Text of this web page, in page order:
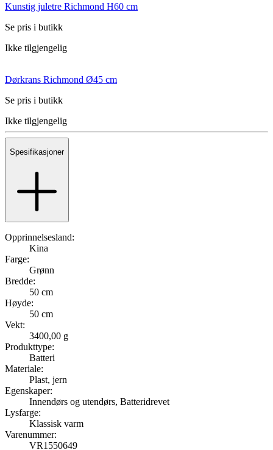
Kunstig juletre Richmond H60 cm
Se pris i butikk
Ikke tilgjengelig
Dørkrans Richmond Ø45 cm
Se pris i butikk
Ikke tilgjengelig
Spesifikasjoner
Opprinnelsesland:
Kina
Farge:
Grønn
Bredde:
50 cm
Høyde:
50 cm
Vekt:
3400,00 g
Produkttype:
Batteri
Materiale:
Plast, jern
Egenskaper:
Innendørs og utendørs, Batteridrevet
Lysfarge:
Klassisk varm
Varenummer:
VR1550649